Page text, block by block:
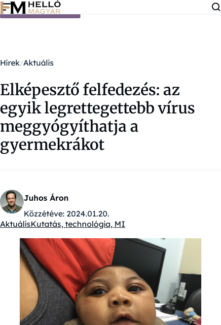
Ugrás a tartalomra
Hírek Aktuális
Elképesztő felfedezés: az
egyik legrettegettebb vírus
meggyógyíthatja a
gyermekrákot
Juhos Áron
Közzétéve: 2024.01.20.
Kategóriák:
AktuálisKutatás, technológia, MI